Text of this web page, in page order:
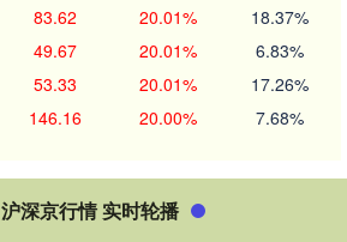
83.62 20.01% 18.37%
49.67 20.01% 6.83%
53.33 20.01% 17.26%
146.16 20.00% 7.68%
沪深京行情 实时轮播